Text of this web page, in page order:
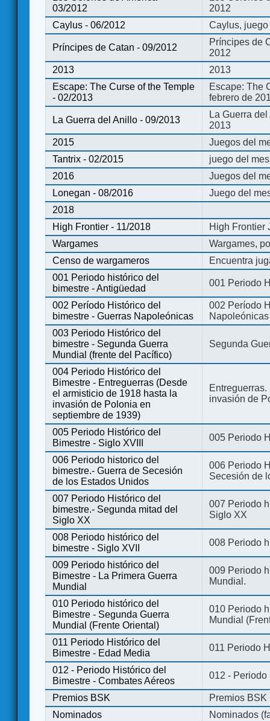
03/2012
2012
Caylus - 06/2012
Caylus,
Príncipes de Catan - 09/2012
Príncipes de
2012
2013
2013
Escape: The Curse of the Temple
- 02/2013
Escape: The
febrero de
La Guerra del Anillo - 09/2013
La Guerra
2013
2015
Juegos del
Tantrix - 02/2015
juego del
2016
Juegos del
Lonegan - 08/2016
Juego del
2018
High Frontier - 11/2018
High Frontier
Wargames
Wargames,
Censo de wargameros
Encuentra
001 Periodo histórico del
bimestre - Antigüedad
001 Periodo
002 Período Histórico del
bimestre - Guerras Napoleónicas
002 Período
Napoleónicas
003 Periodo Histórico del
bimestre - Segunda Guerra
Mundial (frente del Pacífico)
Segunda
004 Periodo Histórico del
Bimestre - Entreguerras (Desde
el armisticio de 1918 hasta la
invasión de Polonia en
septiembre de 1939)
invasión de
005 Periodo Histórico del
Bimestre - Siglo XVIII
005 Periodo
006 Periodo historico del
bimestre.- Guerra de Secesión
de los Estados Unidos
006 Periodo
Secesión de
007 Periodo Histórico del
bimestre.- Segunda mitad del
Siglo XX
007 Periodo
Siglo XX
008 Periodo histórico del
bimestre - Siglo XVII
008 Periodo
009 Periodo histórico del
Bimestre - La Primera Guerra
Mundial
009 Periodo
Mundial.
010 Periodo histórico del
Bimestre - Segunda Guerra
Mundial (Frente Oriental)
010 Periodo
Mundial
011 Periodo Histórico del
Bimestre - Edad Media
011 Periodo
012 - Periodo Histórico del
Bimestre - Combates Aéreos
012 - Periodo
Premios BSK
Premios BSK
Nominados
Nominados